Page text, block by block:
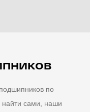
по
сами, наши